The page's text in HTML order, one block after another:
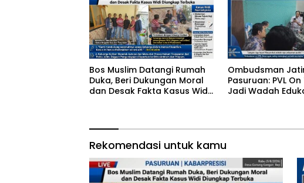
‎Bos Muslim Datangi Rumah
Duka, Beri Dukungan Moral
dan Desak Fakta Kasus Widi
‎Ombudsman
Pasuruan: PVL
Jadi Wadah
Rekomendasi untuk kamu